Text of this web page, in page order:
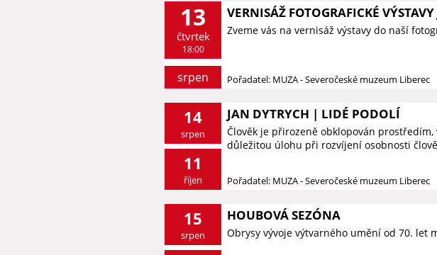
13
čtvrtek
18:00
srpen
VERNISÁŽ FOTOGRAFICKÉ
Zveme vás na vernisáž výstavy do naší
Pořadatel: MUZA - Severočeské muzeum Liberec
14
srpen
11
říjen
JAN DYTRYCH | LIDÉ PODOLÍ
Člověk je přirozeně obklopován
důležitou úlohu při rozvíjení osobnosti
Pořadatel: MUZA - Severočeské muzeum Liberec
15
srpen
HOUBOVÁ SEZÓNA
Obrysy vývoje výtvarného umění od 70. let